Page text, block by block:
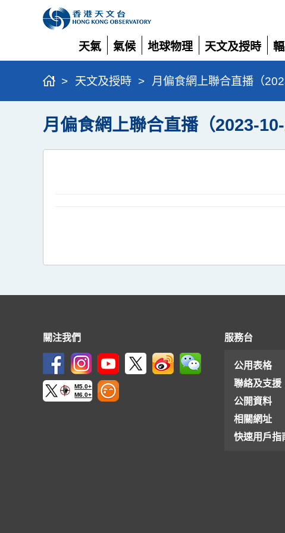
天氣
展
開
氣候
展
開
地球物理
展
開
天文及授時
展
開
展
開
> 天文及授時 > 月偏食網上聯合直播（
月偏食網上聯合直播（2023-10-
關注我們
M5.0+
M6.0+
服務台
公用表格
聯絡及支援
公開資料
相關網址
快速用戶指